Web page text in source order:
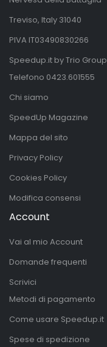
Treviso, Italy 31040
PIVA IT03490830266
Speedup.it by Trio Group
Telefono 0423.601555
Chi siamo
SpeedUp Magazine
Mappa del sito
Privacy Policy
Cookies Policy
Modifica consensi
Account
Vai al mio Account
Domande frequenti
Scrivici
Metodi di pagamento
Come usare Speedup.it
Spese di spedizione